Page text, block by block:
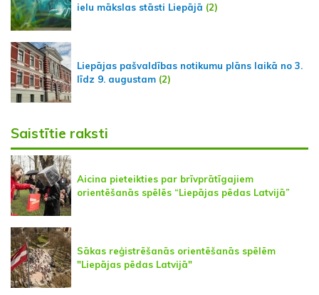
ielu mākslas stāsti Liepājā (2)
Liepājas pašvaldības notikumu plāns laikā no 3.
līdz 9. augustam (2)
Saistītie raksti
Aicina pieteikties par brīvprātīgajiem
orientēšanās spēlēs “Liepājas pēdas Latvijā”
Sākas reģistrēšanās orientēšanās spēlēm
"Liepājas pēdas Latvijā"